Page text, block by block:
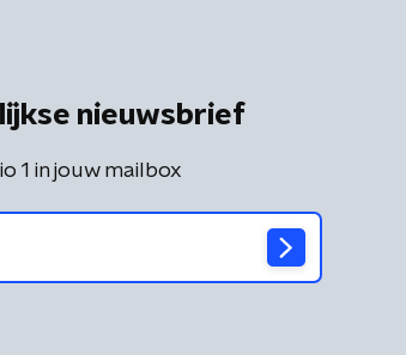
nieuwsbrief
1 in jouw mailbox